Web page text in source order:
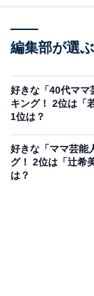
編集部が選
好きな「40代ママ
キング！ 2位は「
1位は？
好きな「ママ芸能
グ！ 2位は「辻希
は？